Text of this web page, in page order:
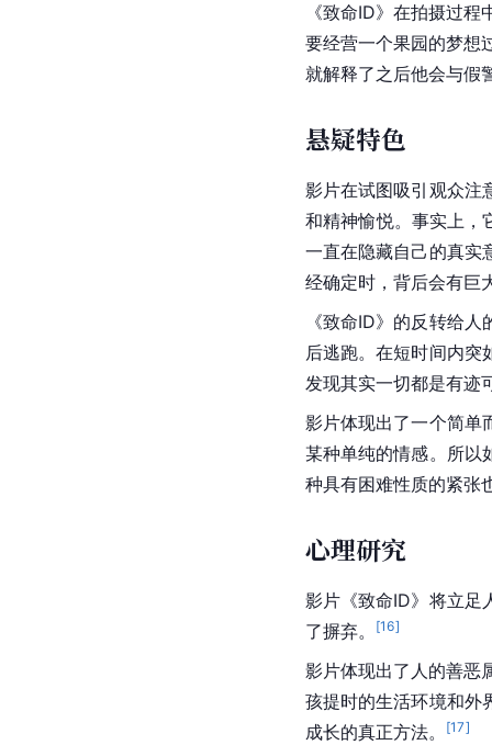
《致命ID》在拍摄过
要经营一个果园的梦想
就解释了之后他会与假
悬疑特色
影片在试图吸引观众注
和精神愉悦。事实上，
一直在隐藏自己的真实
经确定时，背后会有巨
《致命ID》的反转给
后逃跑。在短时间内突
发现其实一切都是有迹
影片体现出了一个简单
某种单纯的情感。所以
种具有困难性质的紧张
心理研究
影片《致命ID》将立足
了摒弃。
[16]
影片体现出了人的善恶
孩提时的生活环境和外
成长的真正方法。
[17]